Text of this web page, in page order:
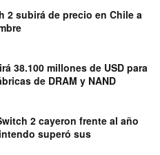
2 subirá de precio en Chile a
38.100 millones de USD para
de DRAM y NAND
2 cayeron frente al año
superó sus